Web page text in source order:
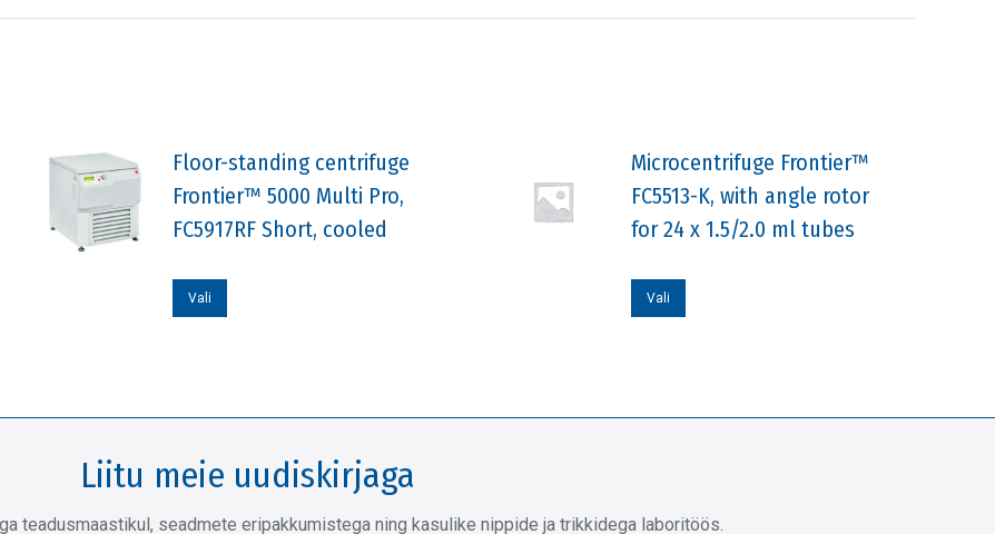
Floor-standing centrifuge
Frontier™ 5000 Multi Pro,
FC5917RF Short, cooled
Vali
tootel
varianti.
saab
Microcentrifuge Frontier™
FC5513-K, with angle rotor
for 24 x 1.5/2.0 ml tubes
Vali
tootel
varianti.
Liitu meie uudiskirjaga
teadusmaastikul, seadmete eripakkumistega ning kasulike nippide ja trikkidega laboritöös.